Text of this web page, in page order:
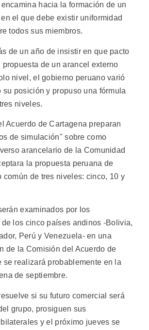
hacia la formación de un
el que debe existir uniformidad
todos sus miembros.
de un año de insistir en que pacto
propuesta de un arancel externo
nivel, el gobierno peruano varió
posición y propuso una fórmula
niveles.
Acuerdo de Cartagena preparan
de simulación" sobre como
arancelario de la Comunidad
la propuesta peruana de
común de tres niveles: cinco, 10 y
examinados por los
de los cinco países andinos -Bolivia,
Perú y Venezuela- en una
de la Comisión del Acuerdo de
se realizará probablemente en la
de septiembre.
si su futuro comercial será
grupo, prosiguen sus
y el próximo jueves se